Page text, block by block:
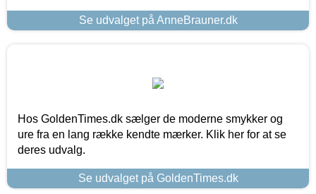
Se udvalget på AnneBrauner.dk
Hos GoldenTimes.dk sælger de moderne smykker og
ure fra en lang række kendte mærker. Klik her for at se
deres udvalg.
Se udvalget på GoldenTimes.dk